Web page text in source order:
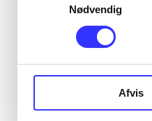
Nødvendig
Afvis
...